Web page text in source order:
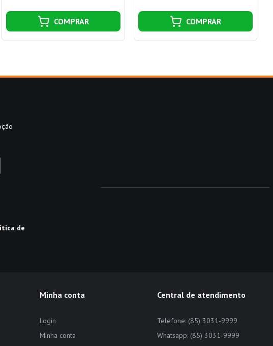
COMPRAR COMPRAR
de
Minha conta
Login
Minha conta
Central de atendimento
Telefone: (85) 3031-9999
Whatsapp: (85) 3031-9999